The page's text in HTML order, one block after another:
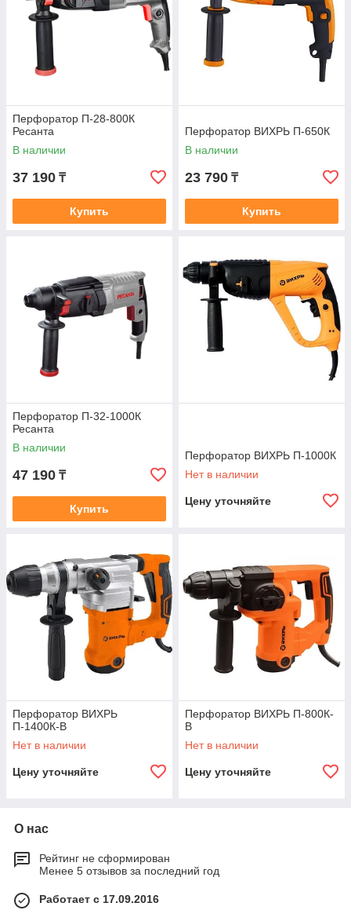
Перфоратор П-28-800К
Ресанта
В наличии
37 190 ₸
Купить
Перфоратор ВИХРЬ П-650К
В наличии
23 790 ₸
Купить
Перфоратор П-32-1000К
Ресанта
В наличии
47 190 ₸
Купить
Перфоратор ВИХРЬ П-1000К
Нет в наличии
Цену уточняйте
Перфоратор ВИХРЬ
П-1400К-В
Нет в наличии
Цену уточняйте
Перфоратор ВИХРЬ П-800К-
В
Нет в наличии
Цену уточняйте
О нас
Рейтинг не сформирован
Менее 5 отзывов за последний год
Работает с 17.09.2016